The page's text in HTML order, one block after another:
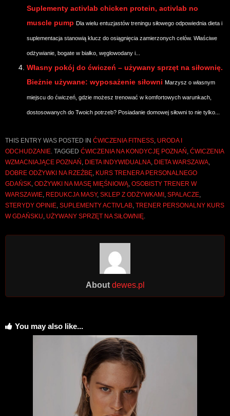
Suplementy activlab chicken protein, activlab no
muscle pump Dla wielu entuzjastów treningu siłowego odpowiednia dieta i
suplementacja stanowią klucz do osiągnięcia zamierzonych celów. Właściwe
odżywianie, bogate w białko, węglowodany i...
Własny pokój do ćwiczeń – używany sprzęt na siłownię.
Bieżnie używane: wyposażenie siłowni Marzysz o własnym
miejscu do ćwiczeń, gdzie możesz trenować w komfortowych warunkach,
dostosowanych do Twoich potrzeb? Posiadanie domowej siłowni to nie tylko...
THIS ENTRY WAS POSTED IN ĆWICZENIA FITNESS URODA I
ODCHUDZANIE . TAGGED ĆWICZENIA NA KONDYCJĘ POZNAŃ ĆWICZENIA
WZMACNIAJĄCE POZNAŃ DIETA INDYWIDUALNA DIETA WARSZAWA
DOBRE ODŻYWKI NA RZEŹBĘ KURS TRENERA PERSONALNEGO
GDAŃSK ODŻYWKI NA MASĘ MIĘŚNIOWĄ OSOBISTY TRENER W
WARSZAWIE REDUKCJA MASY, SKLEP Z ODŻYWKAMI SPALACZE
STERYDY OPINIE SUPLEMENTY ACTIVLAB TRENER PERSONALNY KURS
W GDAŃSKU UŻYWANY SPRZĘT NA SIŁOWNIĘ
About dewes.pl
You may also like...